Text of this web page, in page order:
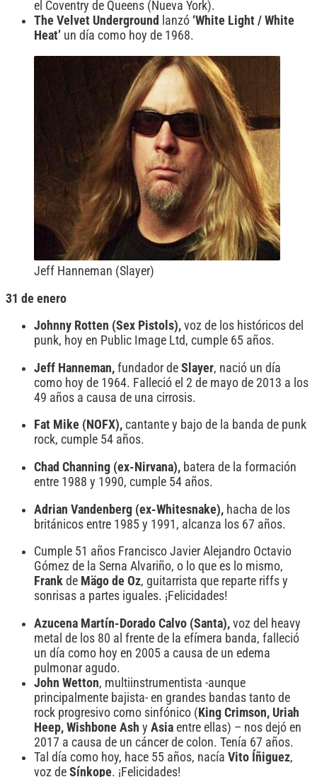
el Coventry de Queens (Nueva York).
The Velvet Underground lanzó ‘White Light / White
Heat’ un día como hoy de 1968.
Jeff Hanneman (Slayer)
31 de enero
Johnny Rotten (Sex Pistols), voz de los históricos del
punk, hoy en Public Image Ltd, cumple 65 años.
Jeff Hanneman, fundador de Slayer, nació un día
como hoy de 1964. Falleció el 2 de mayo de 2013 a los
49 años a causa de una cirrosis.
Fat Mike (NOFX), cantante y bajo de la banda de punk
rock, cumple 54 años.
Chad Channing (ex-Nirvana), batera de la formación
entre 1988 y 1990, cumple 54 años.
Adrian Vandenberg (ex-Whitesnake), hacha de los
británicos entre 1985 y 1991, alcanza los 67 años.
Cumple 51 años Francisco Javier Alejandro Octavio
Gómez de la Serna Alvariño, o lo que es lo mismo,
Frank de Mägo de Oz, guitarrista que reparte riffs y
sonrisas a partes iguales. ¡Felicidades!
Azucena Martín-Dorado Calvo (Santa), voz del heavy
metal de los 80 al frente de la efímera banda, falleció
un día como hoy en 2005 a causa de un edema
pulmonar agudo.
John Wetton, multiinstrumentista -aunque
principalmente bajista- en grandes bandas tanto de
rock progresivo como sinfónico (King Crimson, Uriah
Heep, Wishbone Ash y Asia entre ellas) – nos dejó en
2017 a causa de un cáncer de colon. Tenía 67 años.
Tal día como hoy, hace 55 años, nacía Vito Íñiguez,
voz de Sínkope. ¡Felicidades!